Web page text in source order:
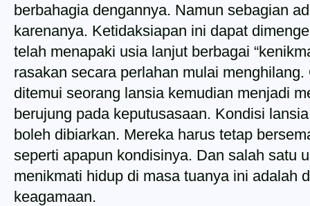
berbahagia dengannya. Namun sebagian
karenanya. Ketidaksiapan ini dapat
telah menapaki usia lanjut berbagai
rasakan secara perlahan mulai
ditemui seorang lansia kemudian menjadi
berujung pada keputusasaan. Kondisi
boleh dibiarkan. Mereka harus tetap
seperti apapun kondisinya. Dan salah satu
menikmati hidup di masa tuanya ini adalah
keagamaan.